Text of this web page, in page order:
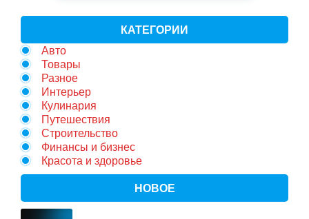
КАТЕГОРИИ
Авто
Товары
Разное
Интерьер
Кулинария
Путешествия
Строительство
Финансы и бизнес
Красота и здоровье
НОВОЕ